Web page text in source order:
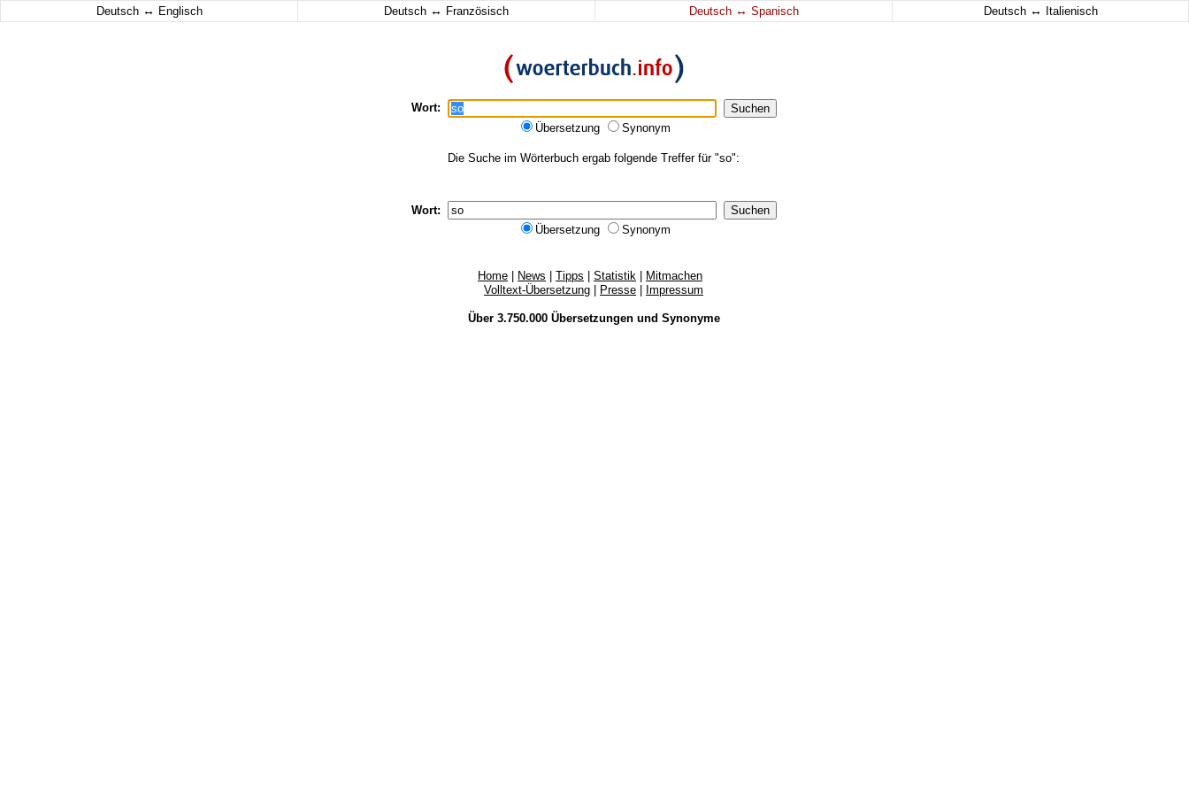
Deutsch ↔ Englisch Deutsch ↔ Französisch Deutsch ↔ Spanisch Deutsch ↔ Italienisch
Wort:
Übersetzung
Synonym
Die Suche im Wörterbuch ergab folgende Treffer für "so":
Wort:
Übersetzung
Synonym
Home News Tipps Statistik
Mitmachen
Volltext-Übersetzung
Presse Impressum
Über 3.750.000 Übersetzungenund Synonyme